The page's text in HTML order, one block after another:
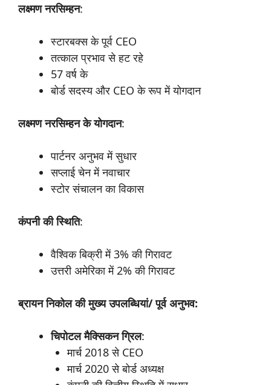
लक्ष्मणनरसिम्हन:
स्टारबक्स के पूर्व CEO
तत्काल प्रभाव से हट रहे
57 वर्ष के
बोर्ड सदस्य और CEO के रूप में योगदान
लक्ष्मणनरसिम्हनकेयोगदान:
पार्टनर अनुभव में सुधार
सप्लाई चेन में नवाचार
स्टोर संचालन का विकास
कंपनीकीस्थिति:
वैश्विक बिक्री में 3% की गिरावट
उत्तरी अमेरिका में 2% की गिरावट
ब्रायननिकोलकीमुख्यउपलब्धियां/ पूर्वअनुभव:
चिपोटलमैक्सिकनग्रिल:
मार्च 2018 से CEO
मार्च 2020 से बोर्ड अध्यक्ष